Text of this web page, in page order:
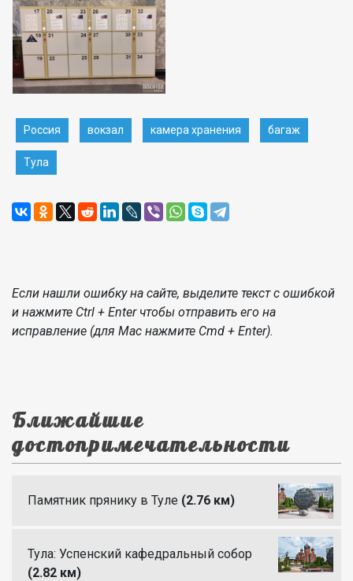
Россия вокзал камера хранения багаж
Тула
Если нашли ошибку на сайте, выделите текст с ошибкой
и нажмите Ctrl + Enter чтобы отправить его на
исправление (для Mac нажмите Cmd + Enter).
Ближайшие
достопримечательности
Памятник прянику в Туле (2.76 км)
Тула: Успенский кафедральный собор
(2.82 км)